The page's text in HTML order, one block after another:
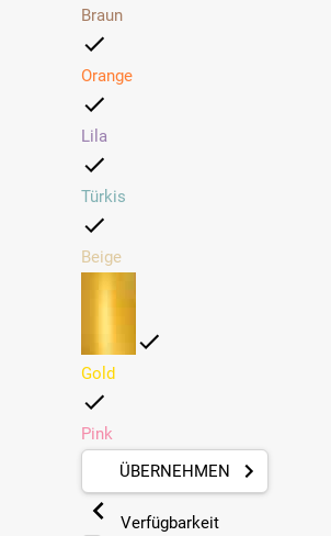
Braun
Orange
Lila
Türkis
Beige
Gold
Pink
ÜBERNEHMEN
Verfügbarkeit